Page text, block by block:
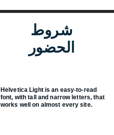
شروط
الحضور
Helvetica Light is an easy-to-read
font, with tall and narrow letters, that
works well on almost every site.